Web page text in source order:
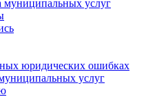
муниципальных услуг
юридических ошибках
услуг